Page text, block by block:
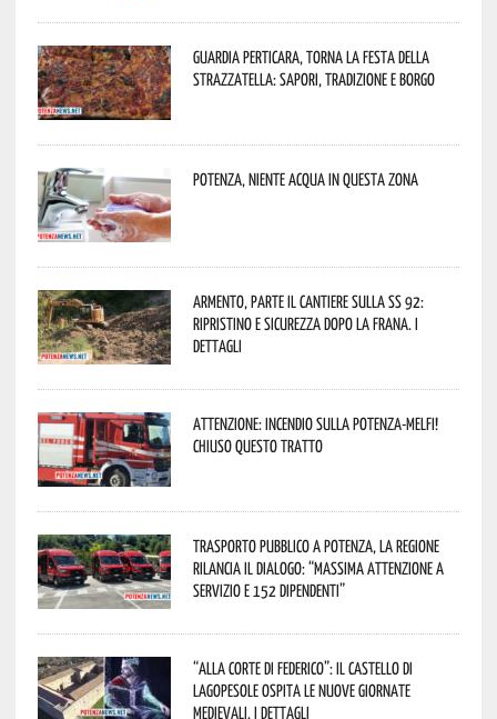
Guardia Perticara, torna la Festa della
Strazzatella: sapori, tradizione e borgo
Potenza, niente acqua in questa zona
Armento, parte il cantiere sulla SS 92:
ripristino e sicurezza dopo la frana. I
dettagli
Attenzione: incendio sulla Potenza-Melfi!
Chiuso questo tratto
Trasporto pubblico a Potenza, la Regione
rilancia il dialogo: “Massima attenzione a
servizio e 152 dipendenti”
“Alla corte di Federico”: il Castello di
Lagopesole ospita le nuove Giornate
Medievali. I dettagli